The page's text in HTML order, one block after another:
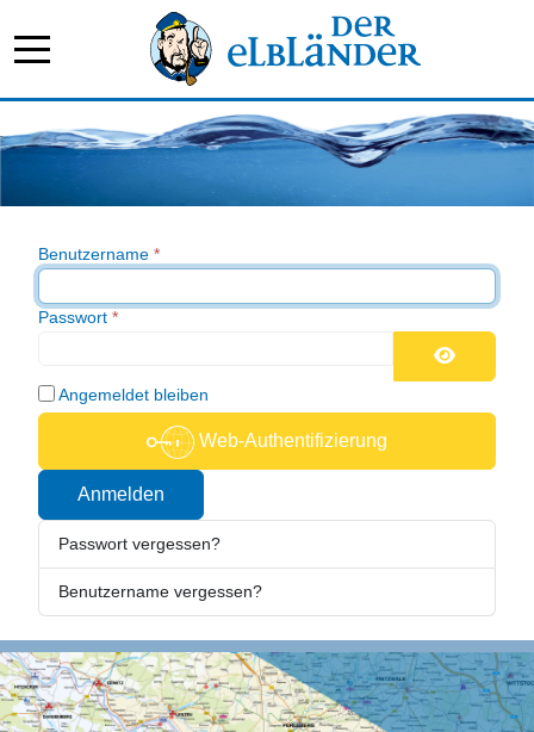
Benutzername *
Passwort *
Passwort
Angemeldet bleiben
Web-Authentifizierung
Anmelden
Passwort vergessen?
Benutzername vergessen?